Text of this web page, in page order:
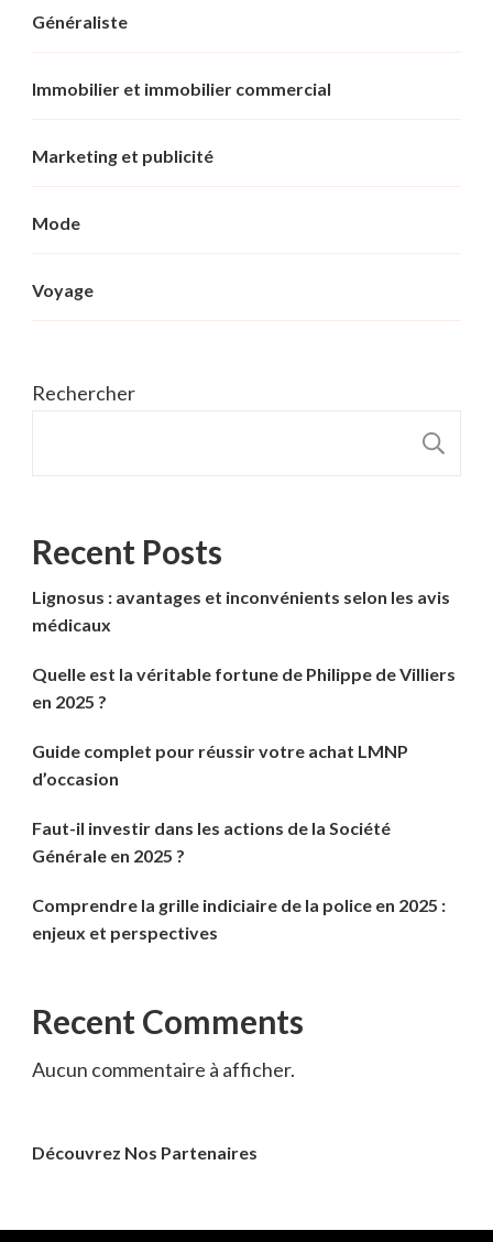
Généraliste
Immobilier et immobilier commercial
Marketing et publicité
Mode
Voyage
Rechercher
Recent Posts
Lignosus : avantages et inconvénients selon les avis
médicaux
Quelle est la véritable fortune de Philippe de Villiers
en 2025 ?
Guide complet pour réussir votre achat LMNP
d’occasion
Faut-il investir dans les actions de la Société
Générale en 2025 ?
Comprendre la grille indiciaire de la police en 2025 :
enjeux et perspectives
Recent Comments
Aucun commentaire à afficher.
Découvrez Nos Partenaires